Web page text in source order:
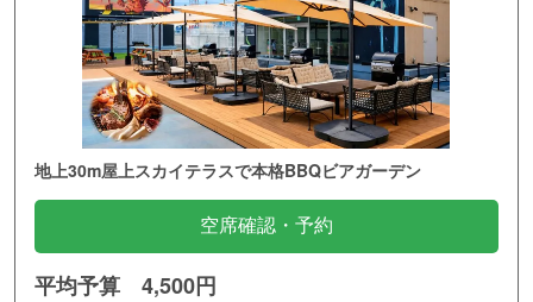
地上30m屋上スカイテラスで本格BBQビアガーデン
空席確認・予約
平均予算 4,500円